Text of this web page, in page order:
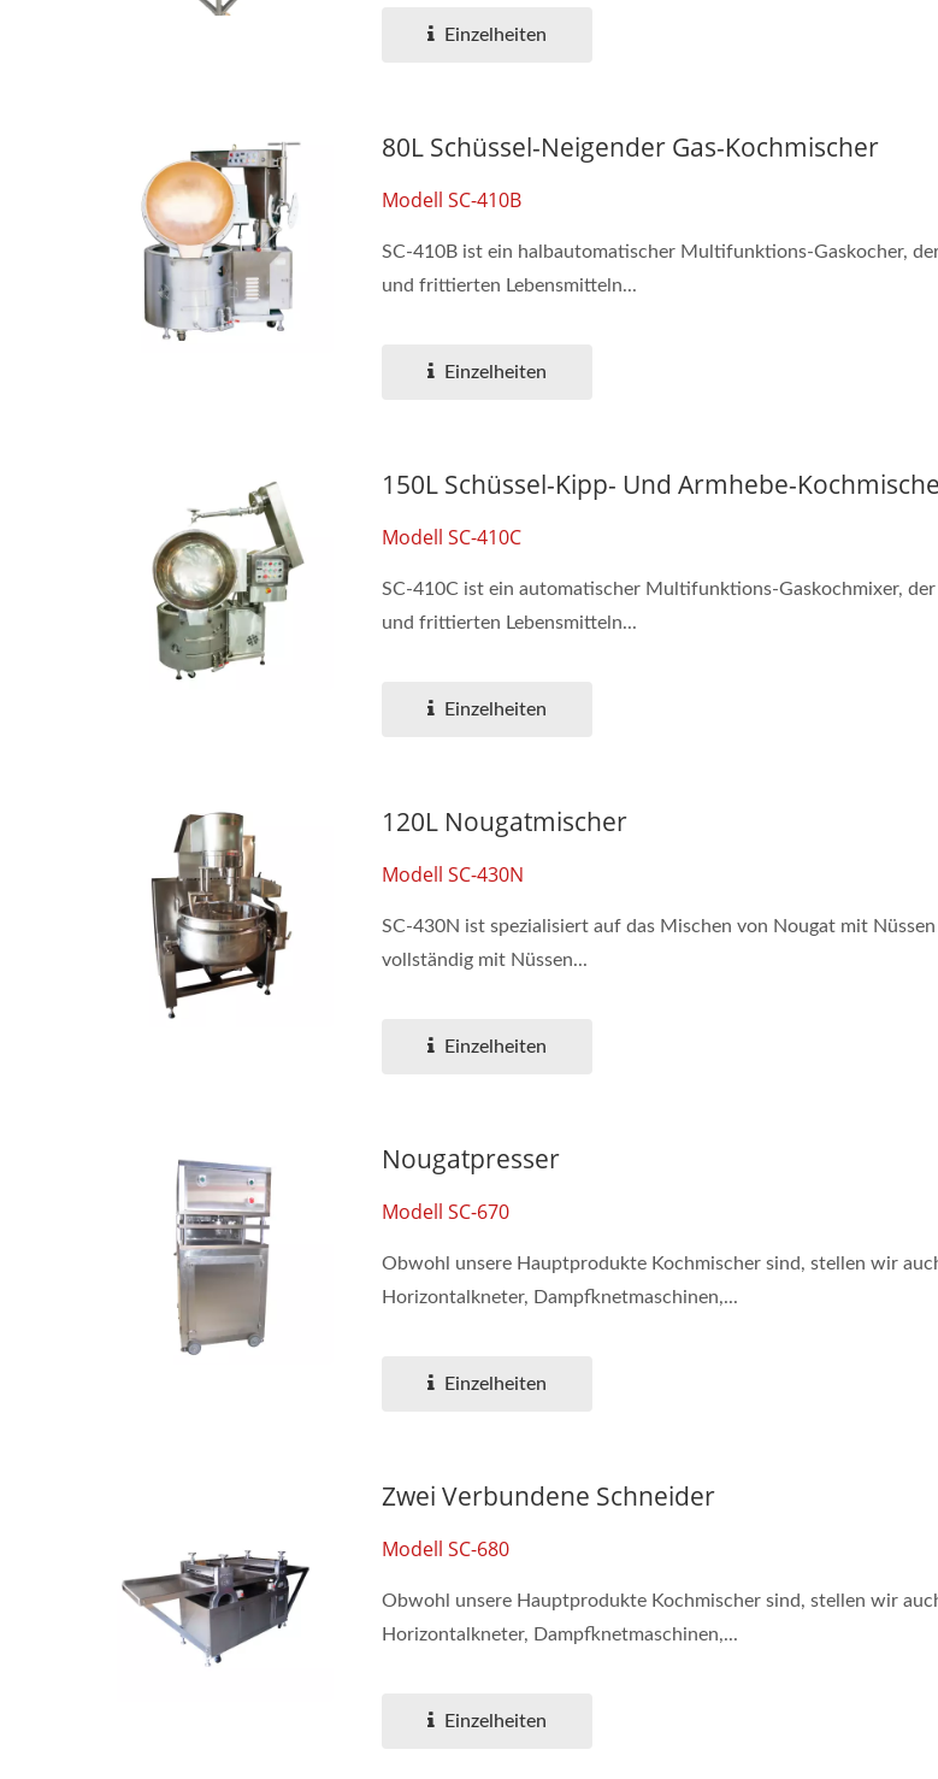
Einzelheiten
80L Schüssel-Neigender Gas-Kochmischer
Modell SC-410B
SC-410B ist ein halbautomatischer Multifunktions-Gaskocher,
und frittierten Lebensmitteln...
Einzelheiten
150L Schüssel-Kipp- Und Armhebe-
Modell SC-410C
SC-410C ist ein automatischer Multifunktions-Gaskochmixer,
und frittierten Lebensmitteln...
Einzelheiten
120L Nougatmischer
Modell SC-430N
SC-430N ist spezialisiert auf das Mischen von Nougat mit
vollständig mit Nüssen...
Einzelheiten
Nougatpresser
Modell SC-670
Obwohl unsere Hauptprodukte Kochmischer sind, stellen wir
Horizontalkneter, Dampfknetmaschinen,...
Einzelheiten
Zwei Verbundene Schneider
Modell SC-680
Obwohl unsere Hauptprodukte Kochmischer sind, stellen wir
Horizontalkneter, Dampfknetmaschinen,...
Einzelheiten